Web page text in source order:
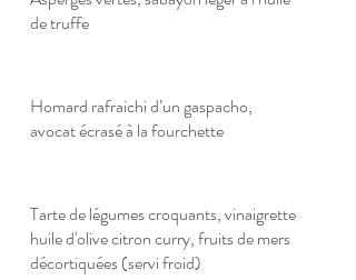
de truffe
Homard rafraichi d’un gaspacho,
avocat écrasé à la fourchette
Tarte de légumes croquants, vinaigrette
huile d'olive citron curry, fruits de mers
décortiquées (servi froid)